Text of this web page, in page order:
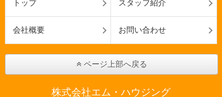
トップ スタッフ紹介
会社概要 お問い合わせ
ページ上部へ戻る
株式会社エム・ハウジング